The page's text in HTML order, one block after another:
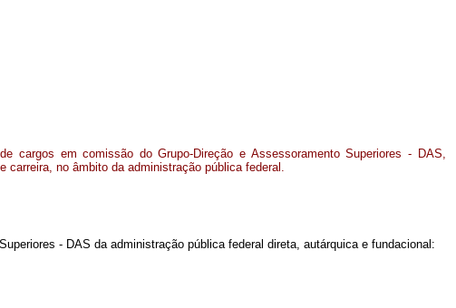
cargos em comissão do Grupo-Direção e Assessoramento Superiores - DAS,
carreira, no âmbito da administração pública federal.
- DAS da administração pública federal direta, autárquica e fundacional: